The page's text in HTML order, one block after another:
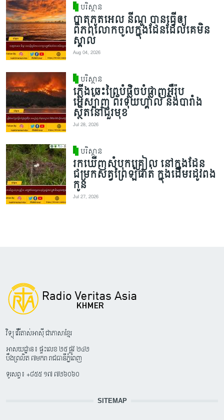
បរិស្ថាន
បាតុភូតអេល នីណូ បានធ្វើឲ្យ
ពិភពលោកចូលក្នុងដែនដែលគេមិន
ស្គាល់
Aug 04, 2026
បរិស្ថាន
ភ្លើងឆេះព្រៃបំផ្លិចបំផ្លាញអឺរ៉ុប
អេស្ប៉ាញ ព័រទុយហ្គាល់ និងបារាំង
ស្ថិតនៅជួរមុខ
Jul 28, 2026
បរិស្ថាន
រកឃើញសំបុកគ្រៀល នៅក្នុងដែន
ជម្រកសត្វព្រៃឡំផាត់ ក្នុងដើមរដូវពង
កូន
Jul 27, 2026
វិទ្យុ វើរីតាស់អាស៊ី ជាភាសាខ្មែរ
អាសយដ្ឋាន៖ ផ្ទះលេខ ២៥ ផ្លូវ ២៤២
បឹងព្រលិត ៧មករា រាជធានីភ្នំពេញ
ទូរសព្ទ៖ +៨៥៥ ១៧ ៧២៦០៦០
SITEMAP